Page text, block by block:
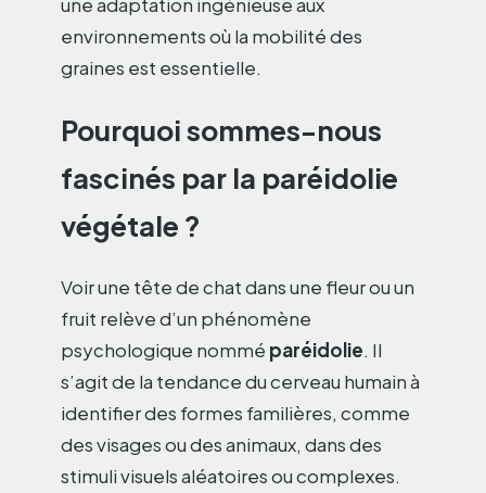
environnements où la mobilité des
graines est essentielle.
Pourquoi sommes-nous
fascinés par la paréidolie
végétale ?
Voir une tête de chat dans une fleur ou un
fruit relève d’un phénomène
psychologique nommé paréidolie. Il
s’agit de la tendance du cerveau humain à
identifier des formes familières, comme
des visages ou des animaux, dans des
stimuli visuels aléatoires ou complexes.